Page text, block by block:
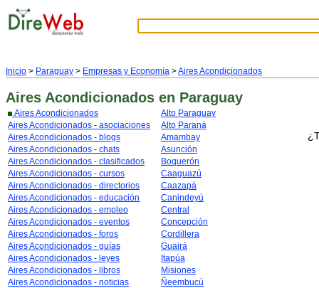
Inicio > Paraguay > Empresas y Economía >Aires Acondicionados
Aires Acondicionados en Paraguay
Aires Acondicionados
Aires Acondicionados - asociaciones
Aires Acondicionados - blogs
Aires Acondicionados - chats
Aires Acondicionados - clasificados
Aires Acondicionados - cursos
Aires Acondicionados - directorios
Aires Acondicionados - educación
Aires Acondicionados - empleo
Aires Acondicionados - eventos
Aires Acondicionados - foros
Aires Acondicionados - guías
Aires Acondicionados - leyes
Aires Acondicionados - libros
Aires Acondicionados - noticias
Alto Paraguay
Alto Paraná
Amambay
Asunción
Boquerón
Caaguazú
Caazapá
Canindeyú
Central
Concepción
Cordillera
Guairá
Itapúa
Misiones
Ñeembucú